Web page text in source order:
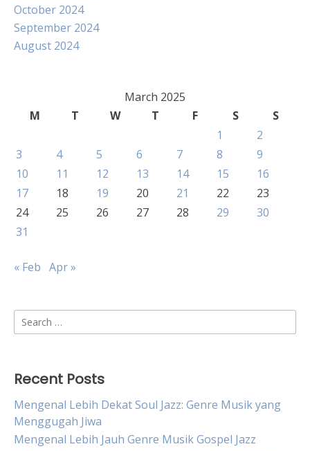
October 2024
September 2024
August 2024
March 2025
M
T W T F S
S
1
2
3
4 5 6 7 8
9
10
11 12 13 14 15
16
17
18 19 20 21 22
23
24
25 26 27 28 29
30
31
« Feb Apr »
Search
for:
Recent Posts
Mengenal Lebih Dekat Soul Jazz: Genre Musik yang
Menggugah Jiwa
Mengenal Lebih Jauh Genre Musik Gospel Jazz